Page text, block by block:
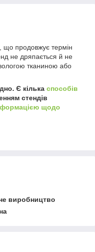
що продовжує термін
не дряпається й не
тканиною або
Є кілька способів
стендів
щодо
виробництво